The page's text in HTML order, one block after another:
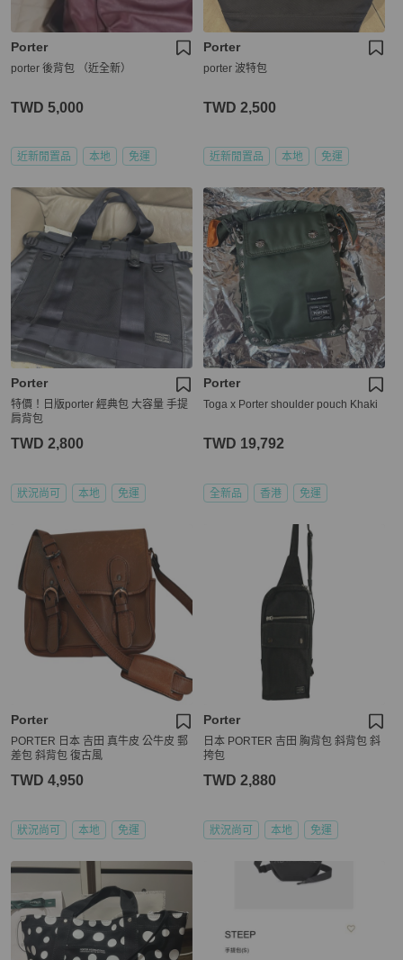
Porter
porter 後背包 （近全新）
TWD 5,000
近新閒置品 本地 免運
Porter
porter 波特包
TWD 2,500
近新閒置品 本地 免運
Porter
特價！日版porter 經典包 大容量 手提
肩背包
TWD 2,800
狀況尚可 本地 免運
Porter
Toga x Porter shoulder pouch Khaki
TWD 19,792
全新品 香港 免運
Porter
PORTER 日本 吉田 真牛皮 公牛皮 郵
差包 斜背包 復古風
TWD 4,950
狀況尚可 本地 免運
Porter
日本 PORTER 吉田 胸背包 斜背包 斜
挎包
TWD 2,880
狀況尚可 本地 免運